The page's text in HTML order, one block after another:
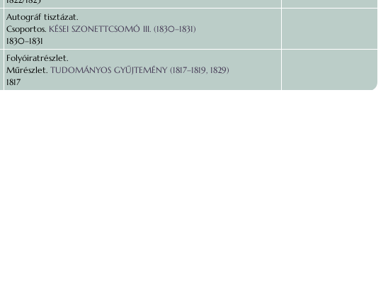
Autográf tisztázat.
Csoportos. KÉSEI SZONETTCSOMÓ III. (1830–1831)
1830–1831
Folyóiratrészlet.
Műrészlet. TUDOMÁNYOS GYŰJTEMÉNY (1817–1819, 1829)
1817